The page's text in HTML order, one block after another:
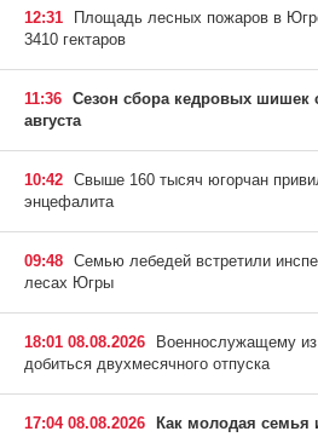
12:31
Площадь лесных пожаров в
3410 гектаров
11:36 Сезон сбора кедровых шишек
августа
10:42 Свыше 160 тысяч югорчан
энцефалита
09:48 Семью лебедей встретили
лесах Югры
18:01 08.08.2026
Военнослужащему из
добиться двухмесячного отпуска
17:04 08.08.2026 Как молодая семья